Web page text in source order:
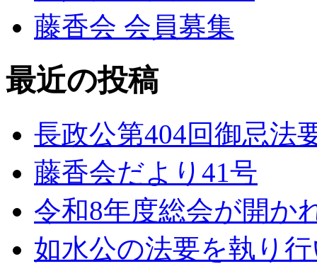
藤香会 会員募集
最近の投稿
長政公第404回御忌法
藤香会だより41号
令和8年度総会が開か
如水公の法要を執り